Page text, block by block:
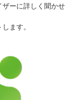
ーに詳しく聞かせ
ます。